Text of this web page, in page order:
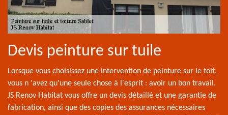
Devis peinture sur tuile
Lorsque vous choisissez une intervention de peinture sur le toit,
vous n 'avez qu'une seule chose à l'esprit : avoir un bon travail.
JS Renov Habitat vous offre un devis détaillé et une garantie de
fabrication, ainsi que des copies des assurances nécessaires